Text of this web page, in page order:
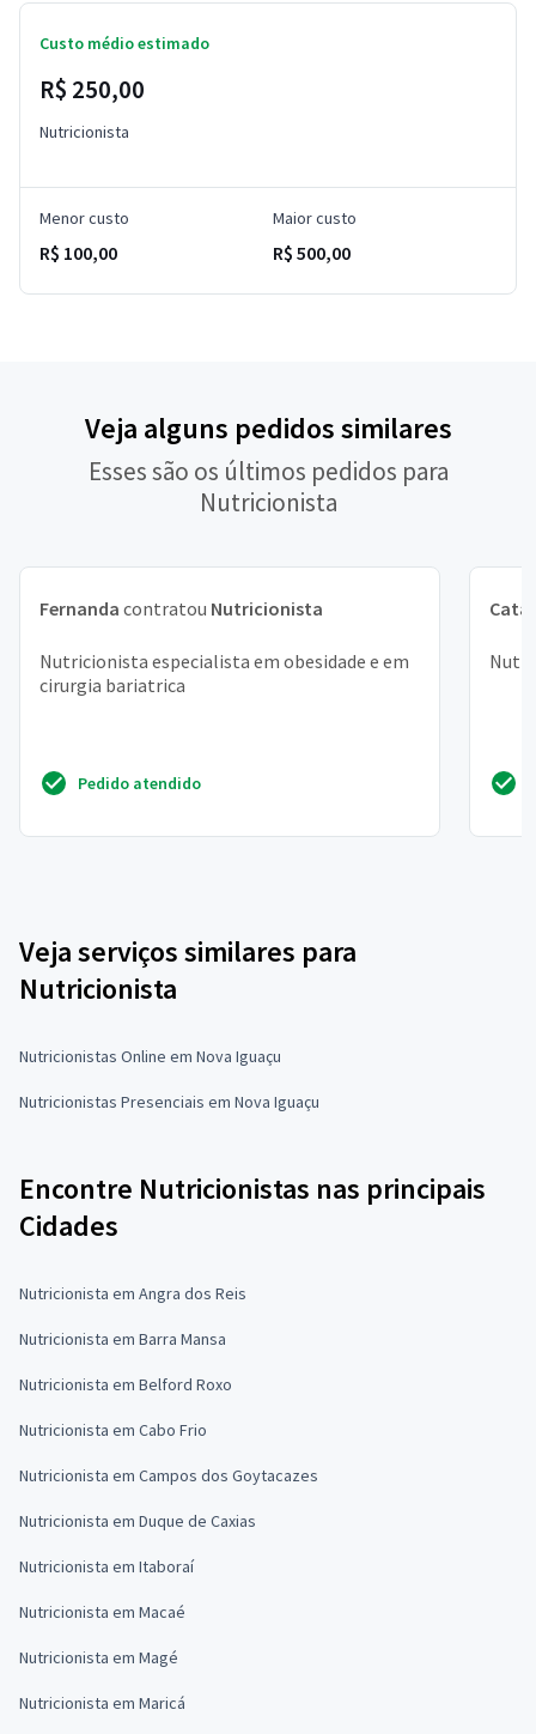
Custo médio estimado
R$ 250,00
Nutricionista
Menor custo
R$ 100,00
Maior custo
R$ 500,00
Veja alguns pedidos similares
Esses são os últimos pedidos para
Nutricionista
Fernanda contratou Nutricionista
Nutricionista especialista em obesidade e em
cirurgia bariatrica
Pedido atendido
Veja serviços similares para
Nutricionista
Nutricionistas Online em Nova Iguaçu
Nutricionistas Presenciais em Nova Iguaçu
Encontre Nutricionistas nas principais
Cidades
Nutricionista em Angra dos Reis
Nutricionista em Barra Mansa
Nutricionista em Belford Roxo
Nutricionista em Cabo Frio
Nutricionista em Campos dos Goytacazes
Nutricionista em Duque de Caxias
Nutricionista em Itaboraí
Nutricionista em Macaé
Nutricionista em Magé
Nutricionista em Maricá